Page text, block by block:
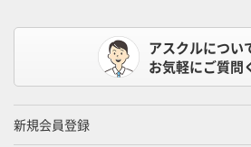
アスクルについ
お気軽にご質問
新規会員登録